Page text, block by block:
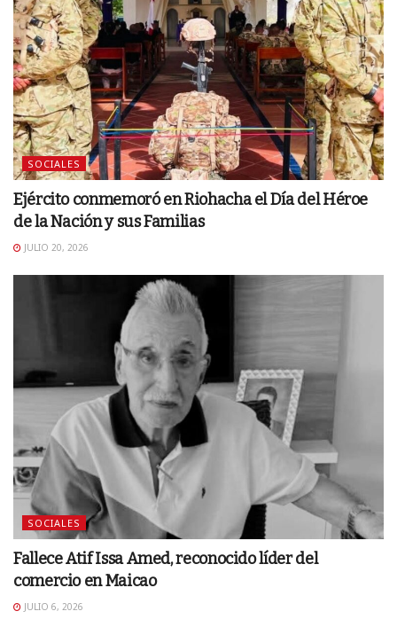
SOCIALES
Ejército conmemoró en Riohacha el Día del Héroe
de la Nación y sus Familias
JULIO 20, 2026
SOCIALES
Fallece Atif Issa Amed, reconocido líder del
comercio en Maicao
JULIO 6, 2026